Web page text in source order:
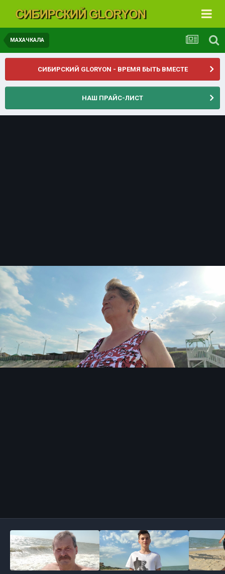
МАХАЧКАЛА
СИБИРСКИЙ GLORYON - ВРЕМЯ БЫТЬ ВМЕСТЕ
НАШ ПРАЙС-ЛИСТ